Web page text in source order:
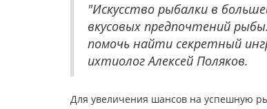
"Искусство рыбалки в
вкусовых предпочтений
помочь найти секретный
ихтиолог Алексей Поляков.
Для увеличения шансов на успешную